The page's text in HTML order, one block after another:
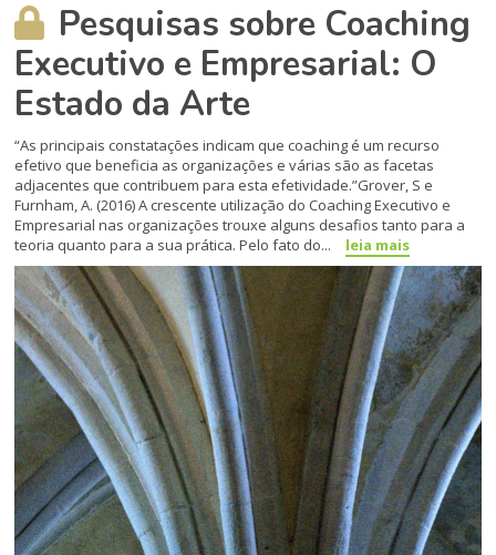
Pesquisas sobre Coaching
Executivo e Empresarial: O
Estado da Arte
“As principais constatações indicam que coaching é um recurso
efetivo que beneficia as organizações e várias são as facetas
adjacentes que contribuem para esta efetividade.”Grover, S e
Furnham, A. (2016) A crescente utilização do Coaching Executivo e
Empresarial nas organizações trouxe alguns desafios tanto para a
teoria quanto para a sua prática. Pelo fato do...
leia mais